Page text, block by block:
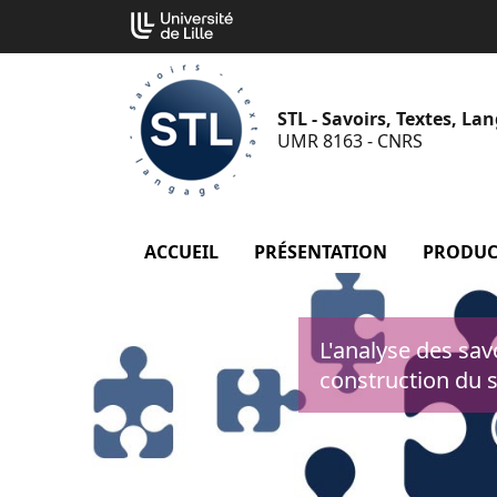
contenu
STL - Savoirs, Textes,
UMR 8163 - CNRS
ACCUEIL PRÉSENTATION menu
L'analyse des
construction du
Cookies management panel